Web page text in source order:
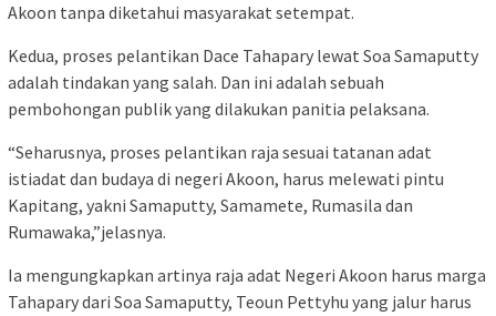
Akoon tanpa diketahui masyarakat setempat.
Kedua, proses pelantikan Dace Tahapary lewat Soa Samaputty
adalah tindakan yang salah. Dan ini adalah sebuah
pembohongan publik yang dilakukan panitia pelaksana.
“Seharusnya, proses pelantikan raja sesuai tatanan adat
istiadat dan budaya di negeri Akoon, harus melewati pintu
Kapitang, yakni Samaputty, Samamete, Rumasila dan
Rumawaka,”jelasnya.
Ia mengungkapkan artinya raja adat Negeri Akoon harus marga
Tahapary dari Soa Samaputty, Teoun Pettyhu yang jalur harus